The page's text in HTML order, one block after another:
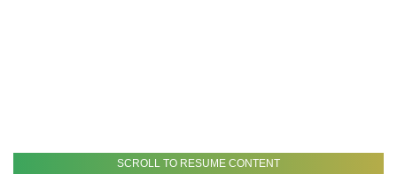
SCROLL TO RESUME CONTENT